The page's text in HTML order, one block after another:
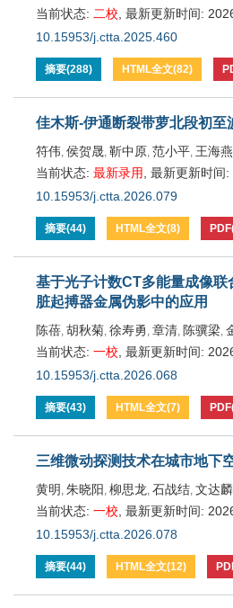
当前状态: 二校 最新更新时间:
10.15953/j.ctta.2025.460
摘要(288) HTML全文(82)
佳木斯-伊通断裂带萝北段初至
符伟, 侯贺晟, 靳中原, 范小平, 王海燕
当前状态: 最新录用 最新更新时间:
10.15953/j.ctta.2026.079
摘要(44) HTML全文(8) PDF
基于光子计数CT多能量成像
脏起搏器金属伪影中的应用
陈蓓, 胡秋菊, 徐寿勇, 章清, 陈骥梁,
当前状态: 一校 最新更新时间:
10.15953/j.ctta.2026.068
摘要(43) HTML全文(7) PDF
三维微动探测技术在城市地下
黄明 , 朱晓阳, 柳思龙, 石战结, 文达麟
当前状态: 一校 最新更新时间:
10.15953/j.ctta.2026.078
摘要(44) HTML全文(12)